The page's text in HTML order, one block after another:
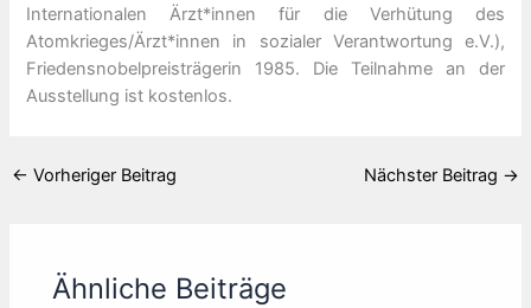
Internationalen Ärzt*innen für die Verhütung des
Atomkrieges/Ärzt*innen in sozialer Verantwortung e.V.),
Friedensnobelpreisträgerin 1985. Die Teilnahme an der
Ausstellung ist kostenlos.
← Vorheriger Beitrag Nächster Beitrag →
Ähnliche Beiträge